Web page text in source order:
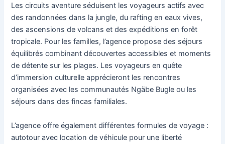
Les circuits aventure séduisent les voyageurs actifs avec
des randonnées dans la jungle, du rafting en eaux vives,
des ascensions de volcans et des expéditions en forêt
tropicale. Pour les familles, l’agence propose des séjours
équilibrés combinant découvertes accessibles et moments
de détente sur les plages. Les voyageurs en quête
d’immersion culturelle apprécieront les rencontres
organisées avec les communautés Ngäbe Bugle ou les
séjours dans des fincas familiales.
L’agence offre également différentes formules de voyage :
autotour avec location de véhicule pour une liberté